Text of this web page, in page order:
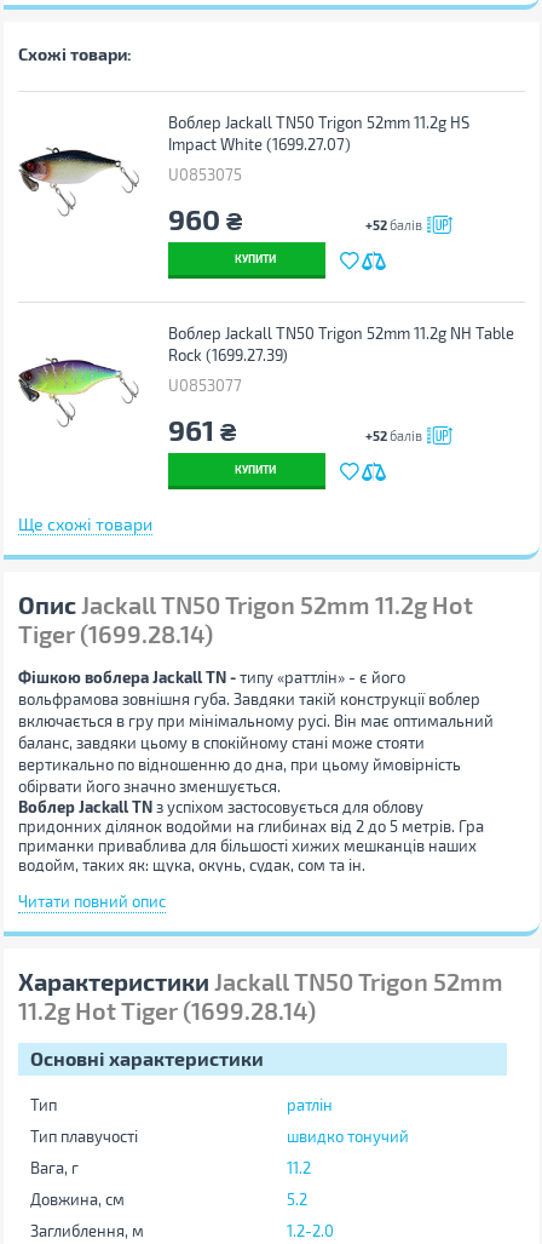
Схожі товари:
Воблер Jackall TN50 Trigon 52mm 11.2g HS
Impact White (1699.27.07)
U0853075
960 ₴ +52балів
КУПИТИ
Воблер Jackall TN50 Trigon 52mm 11.2g NH Table
Rock (1699.27.39)
U0853077
961 ₴ +52балів
КУПИТИ
Ще схожі товари
ОписJackall TN50 Trigon 52mm 11.2g Hot
Tiger (1699.28.14)
Фішкою воблера Jackall TN - типу «раттлін» - є його
вольфрамова зовнішня губа. Завдяки такій конструкції воблер
включається в гру при мінімальному русі. Він має оптимальний
баланс, завдяки цьому в спокійному стані може стояти
вертикально по відношенню до дна, при цьому ймовірність
обірвати його значно зменшується.
Воблер Jackall TN з успіхом застосовується для облову
придонних ділянок водойми на глибинах від 2 до 5 метрів. Гра
приманки приваблива для більшості хижих мешканців наших
водойм, таких як: щука, окунь, судак, сом та ін.
Воблер Jackall TN Trigon -
приманки в передню частину. Така особливість конструкції
стабілізує його гру при проводці. Крім того TN Trigon мінімально
пошкоджується при зіткненнях з кам'янистим дном під час
ступінчастої прводки.
Читати повний опис
Характеристики Jackall TN50 Trigon 52mm
11.2g Hot Tiger (1699.28.14)
Основні характеристики
Тип
ратлін
Тип плавучості
швидко тонучий
Вага, г
11.2
Довжина, см
5.2
Заглиблення, м
1.2-2.0